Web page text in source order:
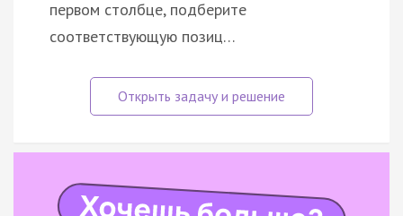
первом столбце, подберите
соответствующую позиц…